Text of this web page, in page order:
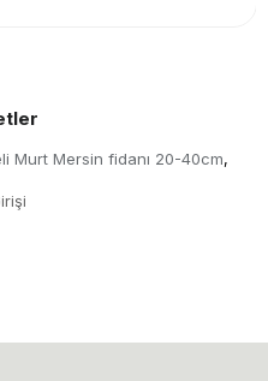
Murt Mersin fidanı 20-40cm,